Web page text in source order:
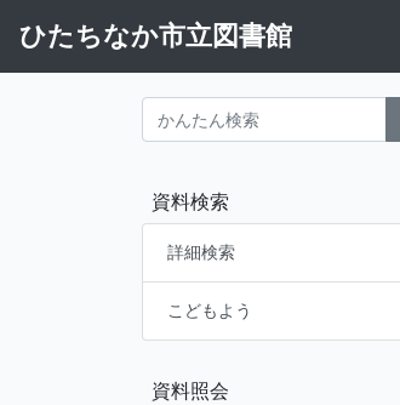
ひたちなか市立図書館
資料検索
詳細検索
こどもよう
資料照会